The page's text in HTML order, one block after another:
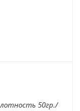
50гр./